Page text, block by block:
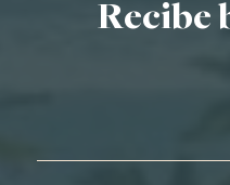
Recibe